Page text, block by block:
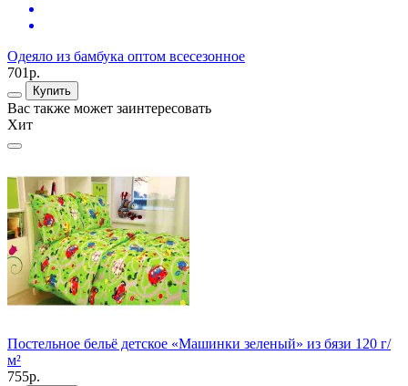
Одеяло из бамбука оптом всесезонное
701р.
Купить
Вас также может заинтересовать
Хит
Постельное бельё детское «Машинки зеленый» из бязи 120 г/
м²
755р.